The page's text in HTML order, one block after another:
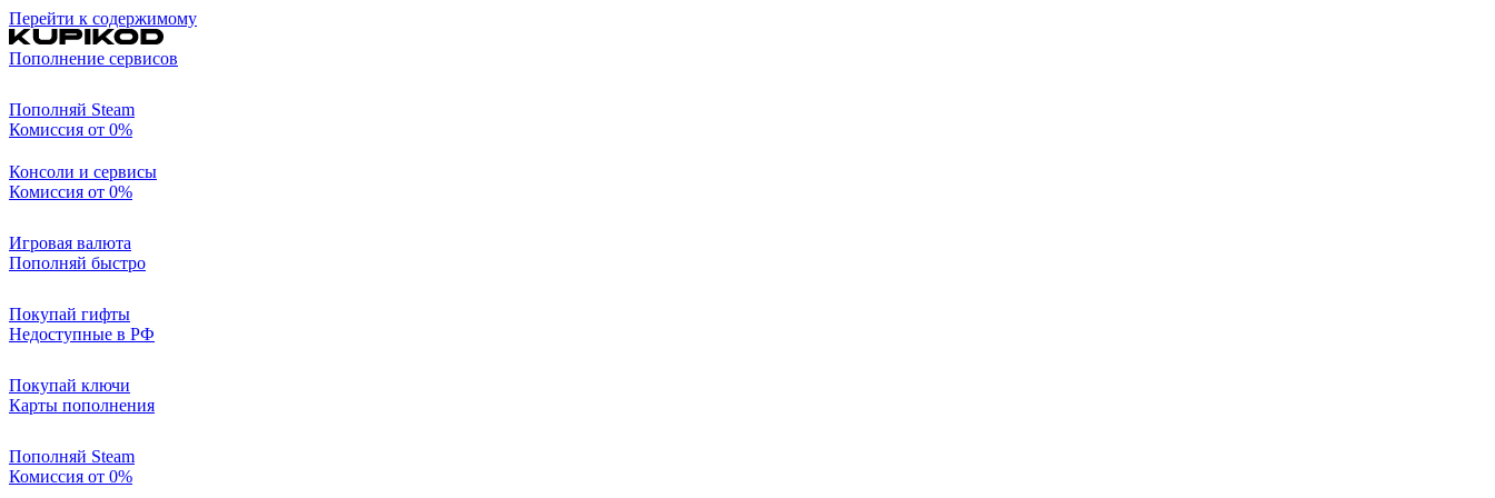
Перейти к содержимому
Пополнение сервисов
Пополняй Steam
Комиссия от 0%
Консоли и сервисы
Комиссия от 0%
Игровая валюта
Пополняй быстро
Покупай гифты
Недоступные в РФ
Покупай ключи
Карты пополнения
Пополняй Steam
Комиссия от 0%